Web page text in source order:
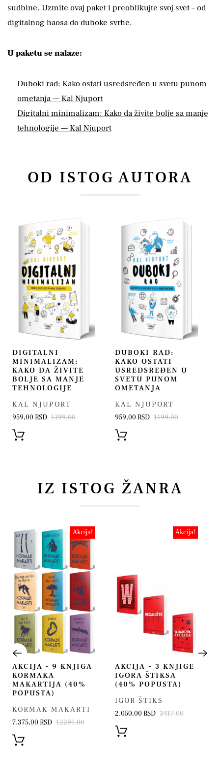
sudbine. Uzmite ovaj paket i preoblikujte svoj svet – od
digitalnog haosa do duboke svrhe.
U paketu se nalaze:
Duboki rad: Kako ostati usredsređen u svetu punom
ometanja — Kal Njuport
Digitalni minimalizam: Kako da živite bolje sa manje
tehnologije — Kal Njuport
OD ISTOG AUTORA
DIGITALNI
MINIMALIZAM:
KAKO DA ŽIVITE
BOLJE SA MANJE
TEHNOLOGIJE
KAL NJUPORT
959,00 RSD 1199.00
DUBOKI RAD:
KAKO OSTATI
USREDSREĐEN U
SVETU PUNOM
OMETANJA
KAL NJUPORT
959,00 RSD 1199.00
IZ ISTOG ŽANRA
Akcija!
AKCIJA – 9 KNJIGA
KORMAKA
MAKARTIJA (40%
POPUSTA)
KORMAK MAKARTI
7.375,00 RSD 12291.00
Akcija!
AKCIJA - 3 KNJIGE
IGORA ŠTIKSA
(40% POPUSTA)
IGOR ŠTIKS
2.050,00 RSD 3417.00